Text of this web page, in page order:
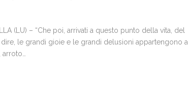
(LU) – “Che poi, arrivati a questo punto della vita, del
le grandi gioie e le grandi delusioni appartengono al